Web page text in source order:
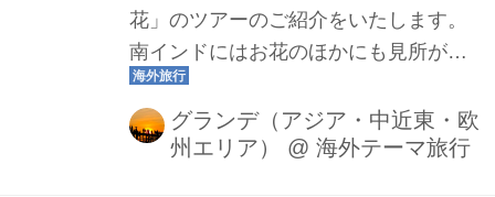
花」のツアーのご紹介をいたします。
南インドにはお花のほかにも見所がた
くさん。その魅力に迫ります！ 1２年に
一度咲く花・・・？ 「クリンジの花」
をご存知でしょうか。これは南インド
グランデ（アジア・中近東・欧
州エリア）
@ 海外テーマ旅行